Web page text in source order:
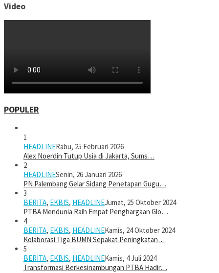
Video
POPULER
1
HEADLINERabu, 25 Februari 2026
Alex Noerdin Tutup Usia di Jakarta, Sums…
2
HEADLINESenin, 26 Januari 2026
PN Palembang Gelar Sidang Penetapan Gugu…
3
BERITA, EKBIS, HEADLINEJumat, 25 Oktober 2024
PTBA Mendunia Raih Empat Penghargaan Glo…
4
BERITA, EKBIS, HEADLINEKamis, 24 Oktober 2024
Kolaborasi Tiga BUMN Sepakat Peningkatan…
5
BERITA, EKBIS, HEADLINEKamis, 4 Juli 2024
Transformasi Berkesinambungan PTBA Hadir…